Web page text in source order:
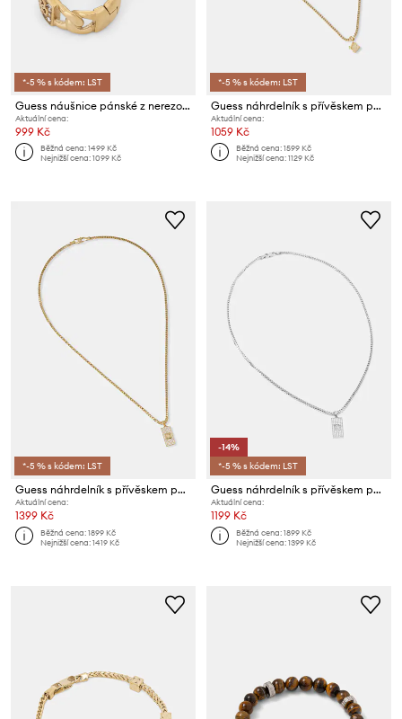
*-5 % s kódem: LST
Guess náušnice pánské z nerezové oceli 4G FRONTIERS
Aktuální cena:
999 Kč
Běžná cena:1499 Kč
Nejnižší cena:1099 Kč
*-5 % s kódem: LST
Guess náhrdelník s přívěskem pánský z nerezové oceli 4G FRONTIERS
Aktuální cena:
1059 Kč
Běžná cena:1599 Kč
Nejnižší cena:1129 Kč
*-5 % s kódem: LST
Guess náhrdelník s přívěskem pánský z nerezové oceli 4G FRONTIERS
Aktuální cena:
1399 Kč
Běžná cena:1899 Kč
Nejnižší cena:1419 Kč
-14%
*-5 % s kódem: LST
Guess náhrdelník s přívěskem pánský z nerezové oceli 4G FRONTIERS
Aktuální cena:
1199 Kč
Běžná cena:1899 Kč
Nejnižší cena:1399 Kč